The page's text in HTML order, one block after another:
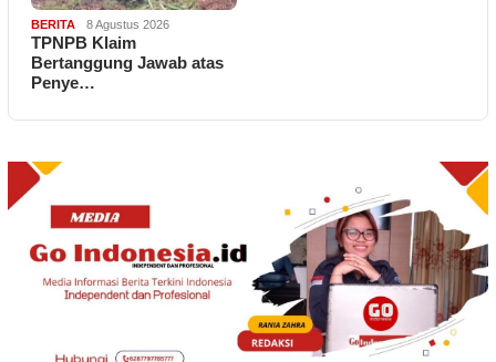
BERITA 8 Agustus 2026
TPNPB Klaim
Bertanggung Jawab atas
Penye…